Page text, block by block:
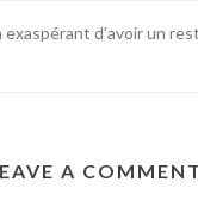
exaspérant d’avoir un
A COMMENT